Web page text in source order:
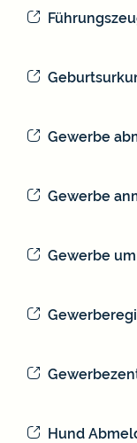
Gewerbe
Gewerbe
Gewerbe
Hund